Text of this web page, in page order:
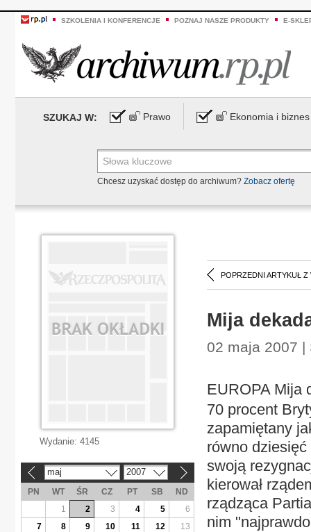
SZKOLENIA I KONFERENCJE POZNAJ NASZE PRODUKTY E-
SZUKAJ W: Prawo Ekonomia i biznes
Chcesz uzyskać dostęp do archiwum? Zobacz ofertę
POPRZEDNI ARTYKUŁ Z
Mija
02 maja 2007 |
EUROPA Mija
70 procent
zapamiętany
równo
swoją
kierował
rządząca
nim
Wydanie: 4145
maj 2007
PN WT ŚR CZ PT SB
ND
1
2 3 4 5
6
7
8 9 10 11 12
13